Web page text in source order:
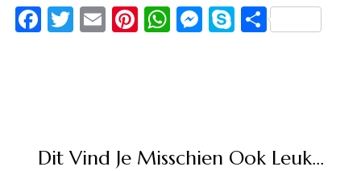
Facebook
Twitter
EmailPinterest
WhatsApp
Messenger
Skype
Delen
Dit Vind Je Misschien Ook Leuk...